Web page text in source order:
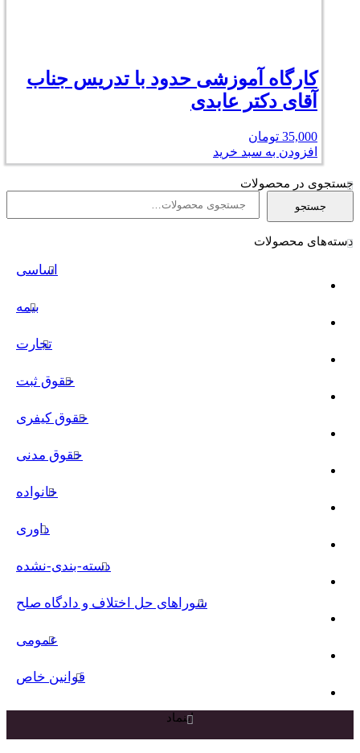
کارگاه آموزشی حدود با تدریس جناب
آقای دکتر عابدی
35,000 تومان
افزودن به سبد خرید
جستجوی در محصولات
جستجو
جستجو
دسته‌های محصولات
اساسی
بیمه
تجارت
حقوق ثبت
حقوق کیفری
حقوق مدنی
خانواده
داوری
دسته-بندی-نشده
شوراهای حل اختلاف و دادگاه صلح
عمومی
قوانین خاص
اینماد